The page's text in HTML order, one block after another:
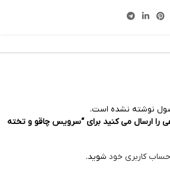
نوشته نشده است.
را ارسال می کنید برای “سرویس چاقو و تخته
حساب کاربری خود شوید.